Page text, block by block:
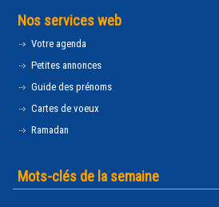
Nos services web
Votre agenda
Petites annonces
Guide des prénoms
Cartes de voeux
Ramadan
Mots-clés de la semaine